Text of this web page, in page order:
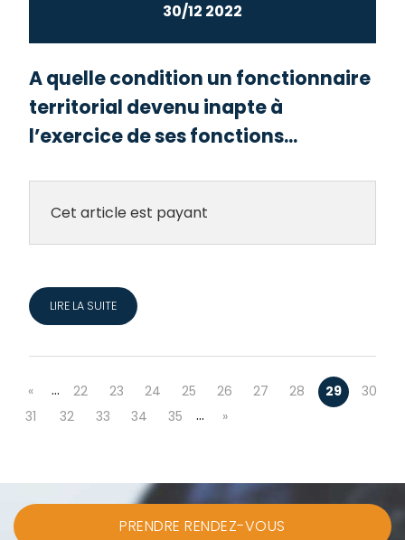
30/12 2022
A quelle condition un fonctionnaire
territorial devenu inapte à
l’exercice de ses fonctions...
Cet article est payant
LIRE LA SUITE
« … 22 23 24 25 26 27 28 29
30
31
32 33 34 35 … »
PRENDRE RENDEZ-VOUS